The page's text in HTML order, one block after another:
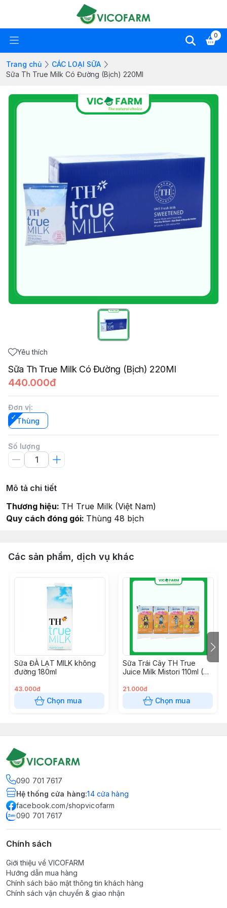
0
Trang chủ
CÁC LOẠI SỮA
Sữa Th True Milk Có Đường (Bịch) 220Ml
Yêu thích
Sữa Th True Milk Có Đường (Bịch) 220Ml
440.000đ
Đơn vị:
Thùng
Số lượng
Mô tả chi tiết
Thương hiệu: TH True Milk (Việt Nam)
Quy cách đóng gói: Thùng 48 bịch
Các sản phẩm, dịch vụ khác
Sữa ĐÀ LẠT MILK không
đường 180ml
43.000đ
Chọn mua
Sữa Trái Cây TH True
Juice Milk Mistori 110ml (Vị
21.000đ
Chọn mua
090 701 7617
Hệ thống cửa hàng:14 cửa hàng
facebook.com/shopvicofarm
090 701 7617
Chính sách
Giới thiệu về VICOFARM
Hướng dẫn mua hàng
Chính sách bảo mật thông tin khách hàng
Chính sách vận chuyển & giao nhận